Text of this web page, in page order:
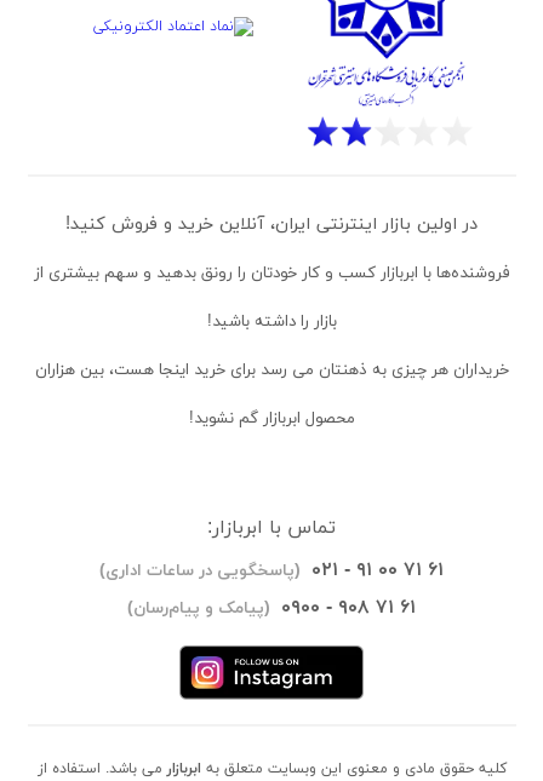
در اولین بازار اینترنتی ایران، آنلاین خرید و فروش کنید!
فروشنده‌ها با ابربازار کسب و کار خودتان را رونق بدهید و سهم بیشتری از
بازار را داشته باشید!
خریداران هر چیزی به ذهنتان می رسد برای خرید اینجا هست، بین هزاران
محصول ابربازار گم نشوید!
تماس با ابربازار:
۰۲۱ - ۹۱ ۰۰ ۷۱ ۶۱ (پاسخگویی در ساعات اداری)
۰۹۰۰ - ۹۰۸ ۷۱ ۶۱ (پیامک و پیام‌رسان)
کلیه حقوق مادی و معنوی این وبسایت متعلق به ابربازار می باشد. استفاده از